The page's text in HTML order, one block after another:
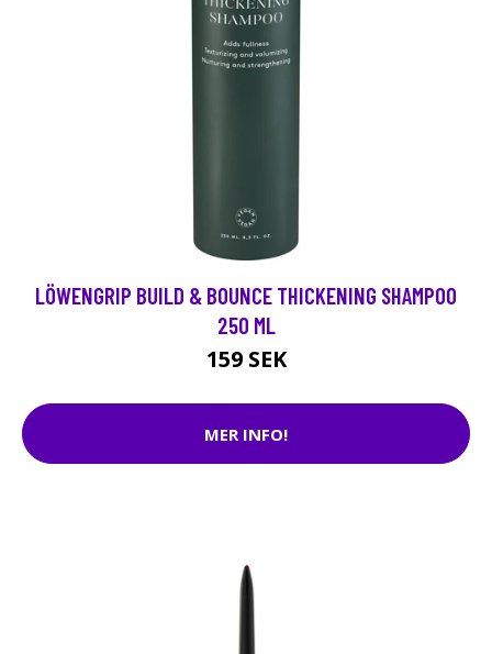
LÖWENGRIP BUILD & BOUNCE THICKENING SHAMPOO
250 ML
159 SEK
MER INFO!